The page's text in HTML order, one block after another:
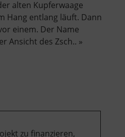
alten Kupferwaage
Hang entlang läuft. Dann
einem. Der Name
Ansicht des Zsch.. »
zu finanzieren,